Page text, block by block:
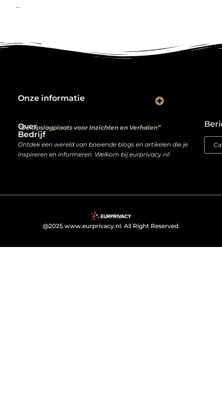
...
Over
Bedrijf
“De Opslagplaats voor Inzichten en Verhalen”
Ontdek een wereld van boeiende blogs en artikelen die je
inspireren en informeren. Welkom bij eurprivacy.nl!
Onze informatie
@2025 www.eurprivacy.nl. All Right Reserved.